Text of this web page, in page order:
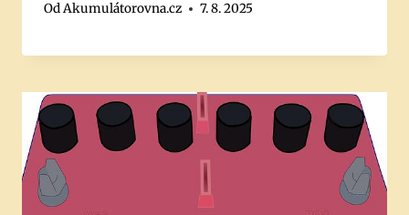
OdAkumulátorovna.cz 7. 8. 2025